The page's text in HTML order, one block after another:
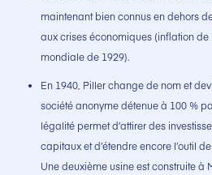
maintenant bien connus en dehors
aux crises économiques (inflation
mondiale de 1929).
En 1940, Piller change de nom et
société anonyme détenue à 100 %
légalité permet d’attirer des
capitaux et d’étendre encore l’outil
Une deuxième usine est construite à